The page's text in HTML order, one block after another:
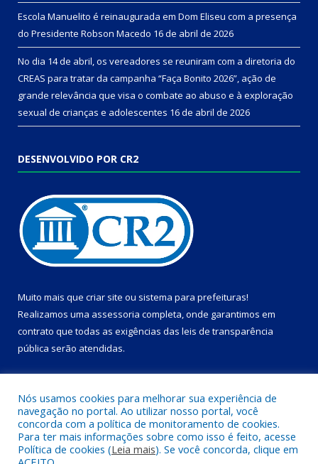
Escola Manuelito é reinaugurada em Dom Eliseu com a presença
do Presidente Robson Macedo 16 de abril de 2026
No dia 14 de abril, os vereadores se reuniram com a diretoria do
CREAS para tratar da campanha “Faça Bonito 2026”, ação de
grande relevância que visa o combate ao abuso e à exploração
sexual de crianças e adolescentes 16 de abril de 2026
DESENVOLVIDO POR CR2
Muito mais que criar site ou sistema para prefeituras!
Realizamos uma assessoria completa, onde garantimos em
contrato que todas as exigências das leis de transparência
pública serão atendidas.
Todos os direitos reservados a Câmara Municipal de Dom Eliseu.
Nós usamos cookies para melhorar sua experiência de
navegação no portal. Ao utilizar nosso portal, você
concorda com a política de monitoramento de cookies.
Para ter mais informações sobre como isso é feito, acesse
Política de cookies (Leia mais). Se você concorda, clique em